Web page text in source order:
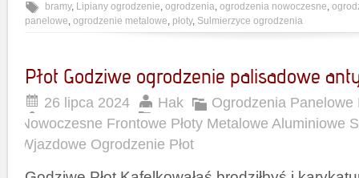
bramy, Lipiany ogrodzenie, ogrodzenia, ogrodzenia nowoczesne,
panelowe, ogrodzenie metalowe, płoty, Sulmierzyce ogrodzenia
Płot Godziwe ogrodzenie palisadowe
26 lipca 2024 Hak
Ogrodzenia Panelowe
Nowoczesne Frontowe Płoty Metalowe Aluminiowe
Wjazdowe Ogrodzenie Płot